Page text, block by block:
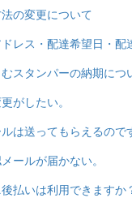
の変更について
ドレス・配達希望日・
スタンパーの納期につ
がしたい。
は送ってもらえるので
ールが届かない。
払いは利用できますか